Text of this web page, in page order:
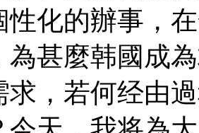
性化的辦事，
為甚麼韩國成
求，若何经由